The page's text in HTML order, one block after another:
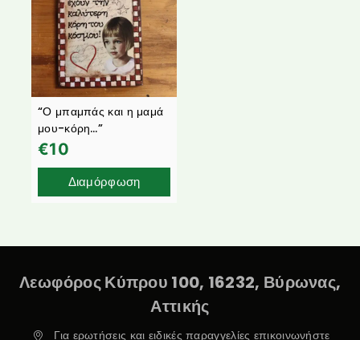
“Ο μπαμπάς και η μαμά
μου-κόρη…”
€10
Διαμόρφωση
Λεωφόρος Κύπρου 100, 16232, Βύρωνας,
Αττικής
Για ερωτήσεις και ειδικές παραγγελίες επικοινωνήστε